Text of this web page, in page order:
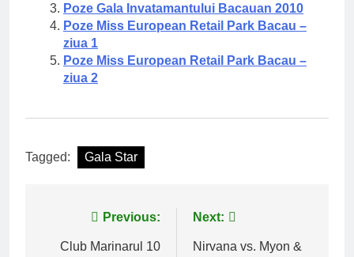
Poze Gala Invatamantului Bacauan 2010
Poze Miss European Retail Park Bacau –
ziua 1
Poze Miss European Retail Park Bacau –
ziua 2
Tagged: Gala Star
NavigarePrevious:
Club Marinarul 10
Next:
Nirvana vs. Myon &